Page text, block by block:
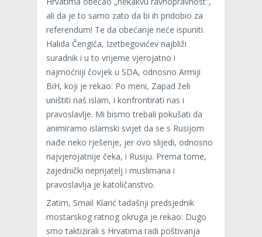
ali da je to samo zato da bi ih pridobio za
referendum! Te da obećanje neće ispuniti.
Halida Čengića, Izetbegovićev najbliži
suradnik i u to vrijeme vjerojatno i
najmoćniji čovjek u SDA, odnosno Armiji
BiH, koji je rekao: Po meni, Zapad želi
uništiti naš islam, i konfrontirati nas i
pravoslavlje. Mi bismo trebali pokušati da
animiramo islamski svijet da se s Rusijom
nađe neko rješenje, jer ovo slijedi, odnosno
najvjerojatnije čeka, i Rusiju. Prema tome,
zajednički neprijatelj i muslimana i
pravoslavlja je katoličanstvo.
Zatim, Smail Klarić tadašnji predsjednik
mostarskog ratnog okruga je rekao: Dugo
smo taktizirali s Hrvatima radi poštivanja